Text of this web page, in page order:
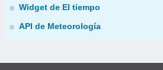
Widget de El tiempo
API de Meteorología